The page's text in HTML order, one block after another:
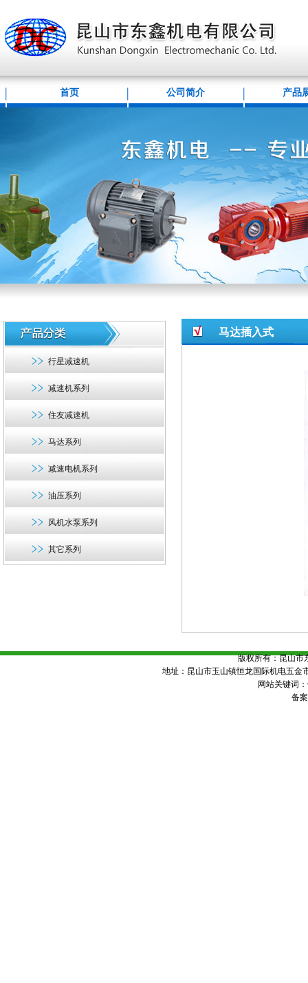
首页 公司简介 产品
行星减速机
减速机系列
住友减速机
马达系列
减速电机系列
油压系列
风机水泵系列
其它系列
马达插入式
版权所有：昆山市
地址：昆山市玉山镇恒龙国际机电五
网站关键词：
备